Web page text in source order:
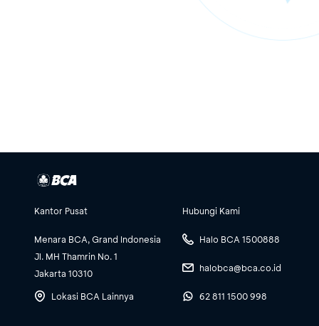
Kantor Pusat
Menara BCA, Grand Indonesia
Jl. MH Thamrin No. 1
Jakarta 10310
Lokasi BCA Lainnya
Hubungi Kami
Halo BCA 1500888
halobca@bca.co.id
62 811 1500 998